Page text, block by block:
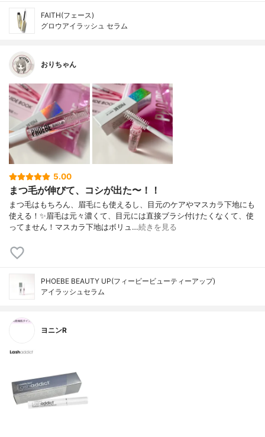
FAITH(フェース)
グロウアイラッシュ セラム
おりちゃん
5.00
まつ毛が伸びて、コシが出た〜！！
まつ毛はもちろん、眉毛にも使えるし、目元のケアやマスカラ下地にも
使える！✨眉毛は元々濃くて、目元には直接ブラシ付けたくなくて、使
ってません！マスカラ下地はボリュ…続きを見る
PHOEBE BEAUTY UP(フィービービューティーアップ)
アイラッシュセラム
ヨニンR